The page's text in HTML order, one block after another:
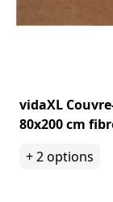
vidaXL
80x200 cm
+2options